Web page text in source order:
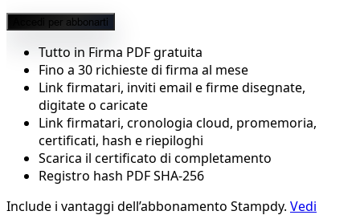
Accedi per abbonarti
Tutto in Firma PDF gratuita
Fino a 30 richieste di firma al mese
Link firmatari, inviti email e firme disegnate,
digitate o caricate
Link firmatari, cronologia cloud, promemoria,
certificati, hash e riepiloghi
Scarica il certificato di completamento
Registro hash PDF SHA-256
Include i vantaggi dell’abbonamento Stampdy. Vedi